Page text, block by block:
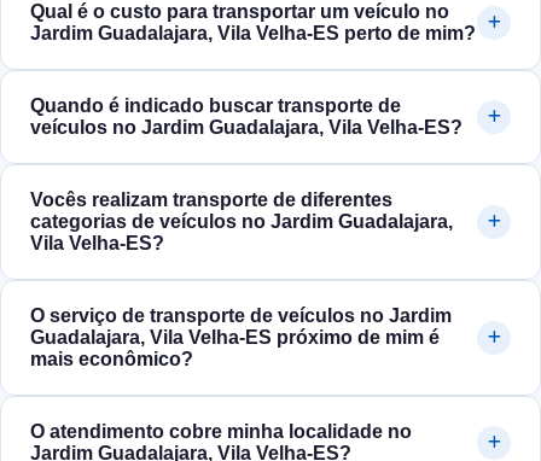
Qual é o custo para transportar um veículo no
Jardim Guadalajara, Vila Velha‑ES perto de mim?
Quando é indicado buscar transporte de
veículos no Jardim Guadalajara, Vila Velha‑ES?
Vocês realizam transporte de diferentes
categorias de veículos no Jardim Guadalajara,
Vila Velha‑ES?
O serviço de transporte de veículos no Jardim
Guadalajara, Vila Velha‑ES próximo de mim é
mais econômico?
O atendimento cobre minha localidade no
Jardim Guadalajara, Vila Velha‑ES?